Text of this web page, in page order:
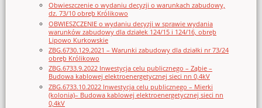
Obwieszczenie o wydaniu decyzji o warunkach zabudowy,
dz. 73/10 obręb Królikowo
OBWIESZCZENIE o wydaniu decyzji w sprawie wydania
warunków zabudowy dla działek 124/15 i 124/16, obręb
Lipowo Kurkowskie
ZBG.6730.129.2021 – Warunki zabudowy dla działki nr 73/24
obręb Królikowo
ZBG.6733.9.2022 Inwestycja celu publicznego – Ząbie –
Budowa kablowej elektroenergetycznej sieci nn 0,4kV
ZBG.6733.10.2022 Inwestycja celu publicznego – Mierki
(kolonia)– Budowa kablowej elektroenergetycznej sieci nn
0,4kV